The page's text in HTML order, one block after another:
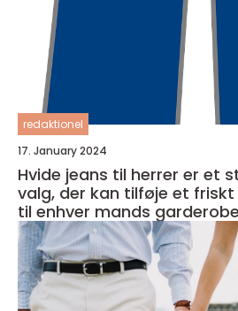
redaktionel
17. January 2024
Hvide jeans til herrer er et
valg, der kan tilføje et
til enhver mands garderobe